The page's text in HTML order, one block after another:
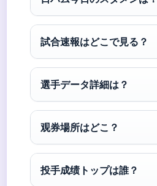
試合速報はどこで見る？
選手データ詳細は？
观券場所はどこ？
投手成绩トップは誰？